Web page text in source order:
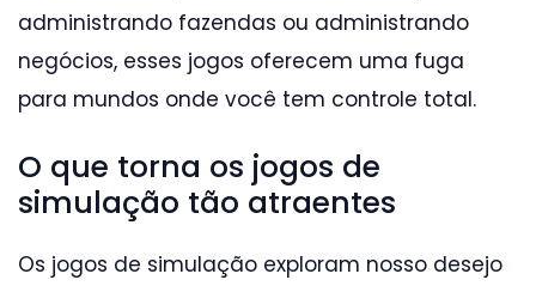
administrando fazendas ou administrando
negócios, esses jogos oferecem uma fuga
para mundos onde você tem controle total.
O que torna os jogos de
simulação tão atraentes
Os jogos de simulação exploram nosso desejo